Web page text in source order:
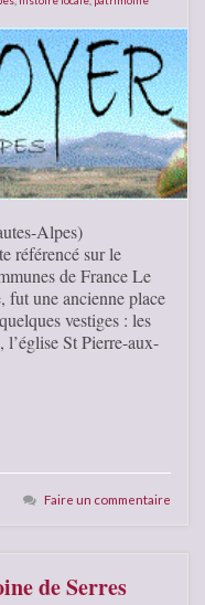
Alpes)
référencé sur le
de France Le
fut une ancienne place
vestiges : les
St Pierre-aux-
Faire un commentaire
de Serres